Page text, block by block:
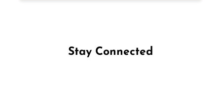
Stay Connected